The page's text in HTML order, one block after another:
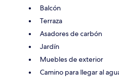
Balcón
Terraza
Asadores de carbón
Jardín
Muebles de exterior
Camino para llegar al